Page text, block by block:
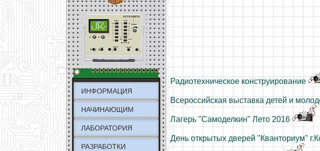
ИНФОРМАЦИЯ
НАЧИНАЮЩИМ
ЛАБОРАТОРИЯ
РАЗРАБОТКИ
Радиотехническое конструирование
Всероссийская выставка детей и
Лагерь "Самоделкин" Лето 2016
День открытых дверей "Кванториум"